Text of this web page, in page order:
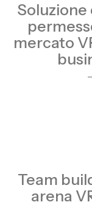
Soluzione
mercato
Team
arena